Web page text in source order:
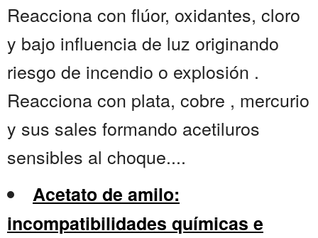
Reacciona con flúor, oxidantes, cloro
y bajo influencia de luz originando
riesgo de incendio o explosión .
Reacciona con plata, cobre , mercurio
y sus sales formando acetiluros
sensibles al choque....
Acetato de amilo:
incompatibilidades químicas e